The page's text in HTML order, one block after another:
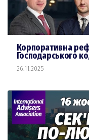
Корпоративна
Господарського
26.11.2025